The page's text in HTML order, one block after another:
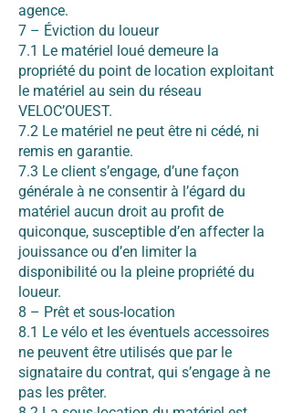
agence.
7 – Éviction du loueur
7.1 Le matériel loué demeure la
propriété du point de location exploitant
le matériel au sein du réseau
VELOC’OUEST.
7.2 Le matériel ne peut être ni cédé, ni
remis en garantie.
7.3 Le client s’engage, d’une façon
générale à ne consentir à l’égard du
matériel aucun droit au profit de
quiconque, susceptible d’en affecter la
jouissance ou d’en limiter la
disponibilité ou la pleine propriété du
loueur.
8 – Prêt et sous-location
8.1 Le vélo et les éventuels accessoires
ne peuvent être utilisés que par le
signataire du contrat, qui s’engage à ne
pas les prêter.